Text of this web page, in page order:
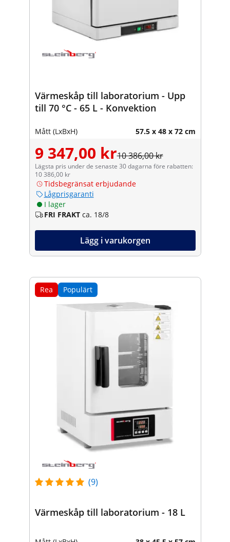
Värmeskåp till laboratorium - Upp
till 70 °C - 65 L - Konvektion
Mått (LxBxH) 57.5 x 48 x 72 cm
9 347,00 kr10 386,00 kr
Lägsta pris under de senaste 30 dagarna före rabatten:
10 386,00 kr
Tidsbegränsat erbjudande
Lågprisgaranti
I lager
FRI FRAKT ca. 18/8
Lägg i varukorgen
Rea Populärt
(9)
Värmeskåp till laboratorium - 18 L